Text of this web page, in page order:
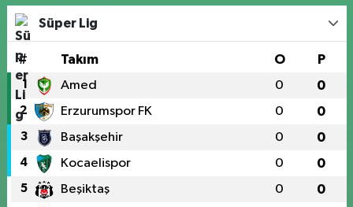
Süper Lig
# Takım O P
1 Amed 0 0
2 Erzurumspor FK 0 0
3 Başakşehir 0 0
4 Kocaelispor 0 0
5 Beşiktaş 0 0